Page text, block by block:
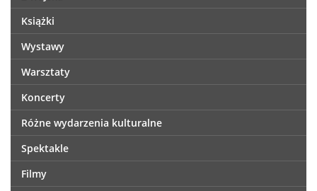
Książki
Wystawy
Warsztaty
Koncerty
Różne wydarzenia kulturalne
Spektakle
Filmy